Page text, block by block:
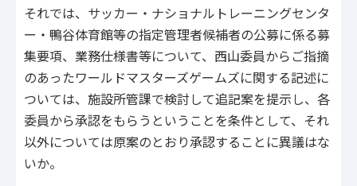
それでは、サッカー・ナショナルトレーニングセンタ
ー・鴨谷体育館等の指定管理者候補者の公募に係る募
集要項、業務仕様書等について、西山委員からご指摘
のあったワールドマスターズゲームズに関する記述に
ついては、施設所管課で検討して追記案を提示し、各
委員から承認をもらうということを条件として、それ
以外については原案のとおり承認することに異議はな
いか。